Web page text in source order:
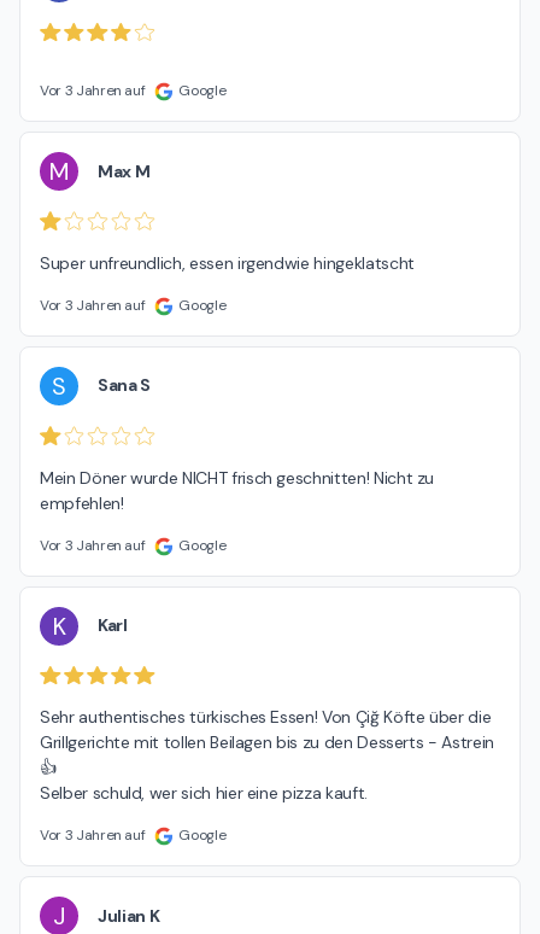
Vor 3 Jahren auf Google
M Max M
Super unfreundlich, essen irgendwie hingeklatscht
Vor 3 Jahren auf Google
S Sana S
Mein Döner wurde NICHT frisch geschnitten! Nicht zu
empfehlen!
Vor 3 Jahren auf Google
K Karl
Sehr authentisches türkisches Essen! Von Çiğ Köfte über die
Grillgerichte mit tollen Beilagen bis zu den Desserts - Astrein
👍
Selber schuld, wer sich hier eine pizza kauft.
Vor 3 Jahren auf Google
J Julian K